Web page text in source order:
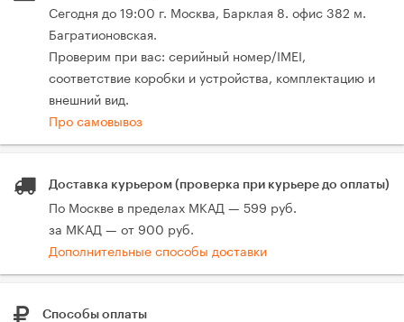
Сегодня до 19:00 г. Москва, Барклая 8. офис 382 м.
Багратионовская.
Проверим при вас: серийный номер/IMEI,
соответствие коробки и устройства, комплектацию и
внешний вид.
Про самовывоз
Доставка курьером (проверка при курьере до оплаты)
По Москве в пределах МКАД — 599 руб.
за МКАД — от 900 руб.
Дополнительные способы доставки
Способы оплаты